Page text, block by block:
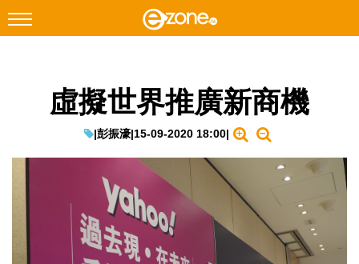
Facebook Instagram
網絡生活
EduTech
虛擬世界推廣新商機
|彭振濠|15-09-2020 18:00|